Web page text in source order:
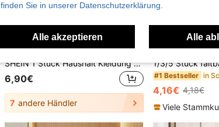
SHEIN 1 Stück Haushalt Kleidung Organizer und Aufbewahrungsregal ohne Nägel, mehrstöckiges Regal für Schrank, platzsparende Aufbewahrung, Kleiderorganizer, geeignet für Badezimmer, Küche, Zimmer, Schlafzimmerschrank und Garderobe.
6,90€
7 andere Händler
#1 Bestseller
4,16€ 4,18€
Viele
finden Sie in unserer Datenschutzerklärung.
Alle akzeptieren Alle